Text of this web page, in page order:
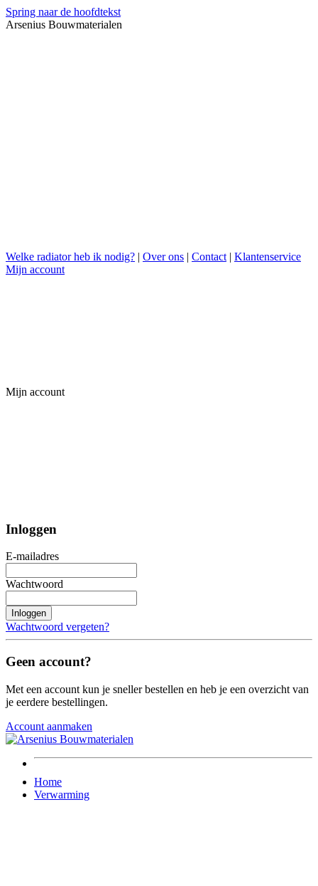
Spring naar de hoofdtekst
Arsenius Bouwmaterialen
Welke radiator heb ik nodig? | Over ons | Contact | Klantenservice
Mijn account
Mijn account
Inloggen
E-mailadres
Wachtwoord
Inloggen
Wachtwoord vergeten?
Geen account?
Met een account kun je sneller bestellen en heb je een overzicht van
je eerdere bestellingen.
Account aanmaken
Home
Verwarming